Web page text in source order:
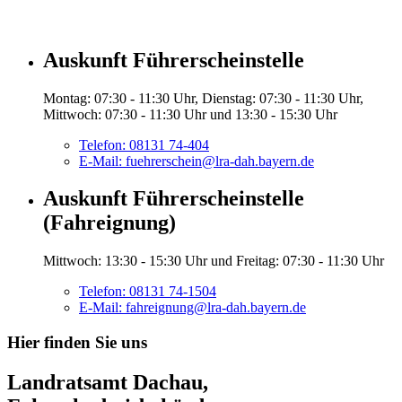
Auskunft Führerscheinstelle
Montag: 07:30 - 11:30 Uhr, Dienstag: 07:30 - 11:30 Uhr,
Mittwoch: 07:30 - 11:30 Uhr und 13:30 - 15:30 Uhr
Telefon: 08131 74-404
E-Mail: fuehrerschein@lra-dah.bayern.de
Auskunft Führerscheinstelle
(Fahreignung)
Mittwoch: 13:30 - 15:30 Uhr und Freitag: 07:30 - 11:30 Uhr
Telefon: 08131 74-1504
E-Mail: fahreignung@lra-dah.bayern.de
Hier finden Sie uns
Landratsamt Dachau,